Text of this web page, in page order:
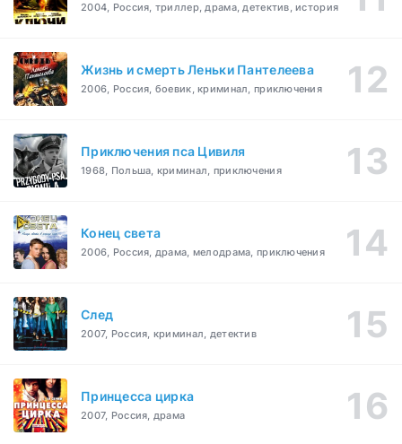
2004, Россия, триллер, драма, детектив, история
Жизнь и смерть Леньки Пантелеева
2006, Россия, боевик, криминал, приключения
Приключения пса Цивиля
1968, Польша, криминал, приключения
Конец света
2006, Россия, драма, мелодрама, приключения
След
2007, Россия, криминал, детектив
Принцесса цирка
2007, Россия, драма